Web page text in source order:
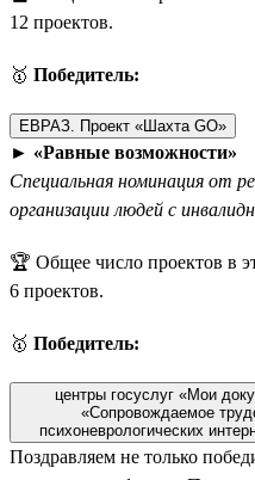
12 проектов.
🥇 Победитель:
ЕВРАЗ. Проект «Шахта GO»
► «Равные возможности»
Специальная номинация от
организации людей с
🏆 Общее число проектов в
6 проектов.
🥇 Победитель:
центры госуслуг «Мои
«Сопровождаемое
психоневрологических
Поздравляем не только